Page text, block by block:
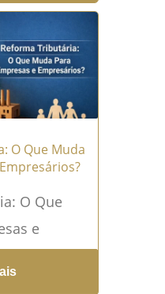
→
O Que Muda
O Que
e
a